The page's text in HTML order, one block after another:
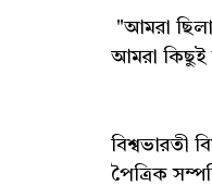
"আমরা
আমরা কিছুই
বিশ্বভারতী
পৈত্রিক